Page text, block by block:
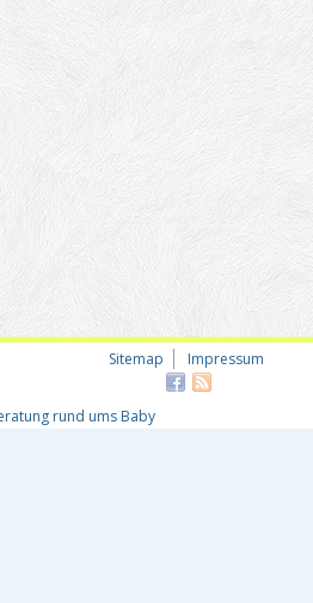
Sitemap Impressum
rund ums Baby